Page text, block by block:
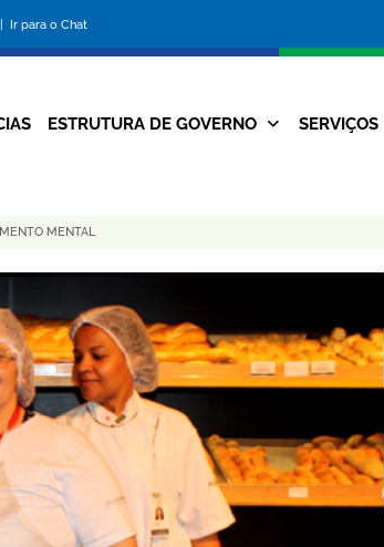
Ir para o Chat
da
Prefeitura
Navegação
ESTRUTURA DE GOVERNO SERVIÇOS
MENTAL